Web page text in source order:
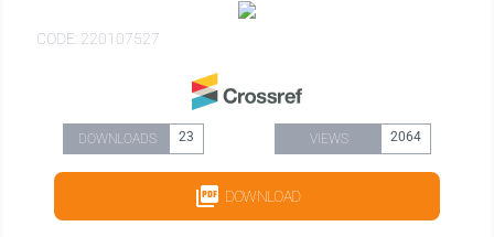
CODE: 220107527
DOWNLOADS 23 VIEWS 2064
DOWNLOAD